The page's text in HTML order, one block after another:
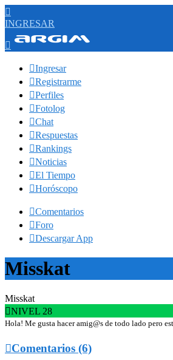

INGRESAR

Ingresar
Registrarme
Perfiles
Fotolog
Chat
Respuestas
Rankings
Noticias
El Tiempo
Horóscopo
Comentarios
Foro
Descargar App
Misskat
Misskat
NIVEL 28
Hola! Me gusta hacer amig@s de todo lado pero
Comentarios (6)